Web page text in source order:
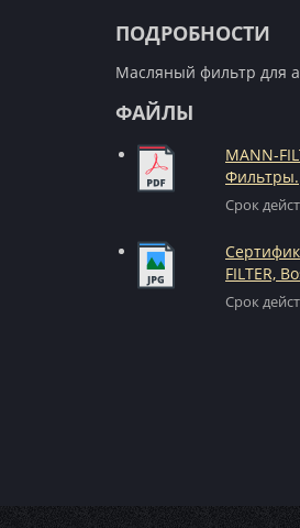
ПОДРОБНОСТИ
Масляный фильтр для
ФАЙЛЫ
MANN-
Фильтры.
Срок
FILTER,
Срок